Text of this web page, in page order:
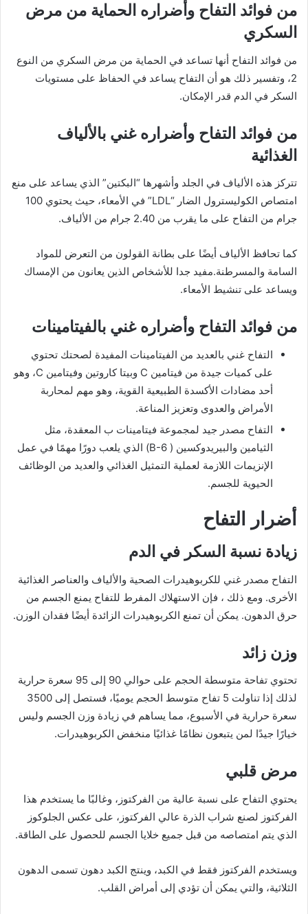
من فوائد التفاح وأضراره الحماية من مرض
السكري
من فوائد التفاح أنها تساعد في الحماية من مرض السكري من النوع
2، وتفسير ذلك هو أن التفاح يساعد في الحفاظ على مستويات
السكر في الدم قدر الإمكان.
من فوائد التفاح وأضراره غني بالألياف
الغذائية
تتركز هذه الألياف في الجلد وأشهرها “البكتين” الذي يساعد على منع
امتصاص الكوليسترول الضار “LDL” في الأمعاء، حيث يحتوي 100
جرام من التفاح على ما يقرب من 2.40 جرام من الألياف.
كما تحافظ الألياف أيضًا على بطانة القولون من التعرض للمواد
السامة والمسرطنة.مفيد جدا للأشخاص الذين يعانون من الإمساك
ويساعد على تنشيط الأمعاء.
من فوائد التفاح وأضراره غني بالفيتامينات
التفاح غني بالعديد من الفيتامينات المفيدة لصحتك تحتوي
على كميات جيدة من فيتامين C وبيتا كاروتين وفيتامين C، وهو
أحد مضادات الأكسدة الطبيعية القوية، وهو مهم لمحاربة
الأمراض والعدوى وتعزيز المناعة.
التفاح مصدر جيد لمجموعة فيتامينات ب المعقدة، مثل
الثيامين والبيريدوكسين ( B-6) الذي يلعب دورًا مهمًا في عمل
الإنزيمات اللازمة لعملية التمثيل الغذائي والعديد من الوظائف
الحيوية للجسم.
أضرار التفاح
زيادة نسبة السكر في الدم
التفاح مصدر غني للكربوهيدرات الصحية والألياف والعناصر الغذائية
الأخرى. ومع ذلك ، فإن الاستهلاك المفرط للتفاح يمنع الجسم من
حرق الدهون. يمكن أن تمنع الكربوهيدرات الزائدة أيضًا فقدان الوزن.
وزن زائد
تحتوي تفاحة متوسطة الحجم على حوالي 90 إلى 95 سعرة حرارية
لذلك إذا تناولت 5 تفاح متوسط الحجم يوميًا، فستصل إلى 3500
سعرة حرارية في الأسبوع، مما يساهم في زيادة وزن الجسم وليس
خيارًا جيدًا لمن يتبعون نظامًا غذائيًا منخفض الكربوهيدرات.
مرض قلبي
يحتوي التفاح على نسبة عالية من الفركتوز، وغالبًا ما يستخدم هذا
الفركتوز لصنع شراب الذرة عالي الفركتوز، على عكس الجلوكوز
الذي يتم امتصاصه من قبل جميع خلايا الجسم للحصول على الطاقة.
ويستخدم الفركتوز فقط في الكبد، وينتج الكبد دهون تسمى الدهون
الثلاثية، والتي يمكن أن تؤدي إلى أمراض القلب.